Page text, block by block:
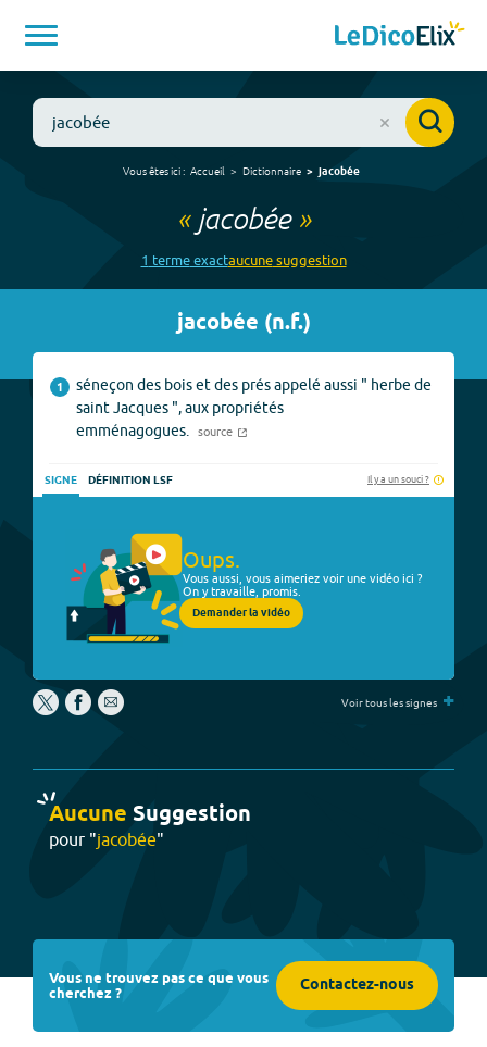
Vous êtes ici : Accueil Dictionnaire jacobée
« jacobée»
1 termeexactaucunesuggestion
jacobée (n.f.)
1
séneçon des bois et des prés appelé aussi " herbe de
saint Jacques ", aux propriétés
emménagogues.
source
SIGNE DÉFINITION LSF Il y a un souci ?
Oups.
Vous aussi, vous aimeriez voir une vidéo ici ?
On y travaille, promis.
Demander la vidéo
Voir tous les signes +
Aucune Suggestion
pour "jacobée"
Vous ne trouvez pas ce que vous
cherchez ? Contactez-nous